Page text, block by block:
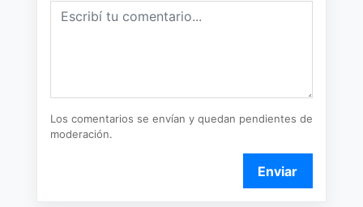
Los comentarios se envían y quedan pendientes de
moderación.
Enviar